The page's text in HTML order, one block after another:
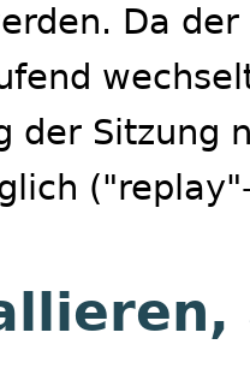
Da
der Sitzung